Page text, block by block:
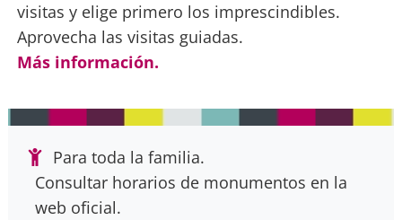
visitas y elige primero los imprescindibles.
Aprovecha las visitas guiadas.
Más información.
Para toda la familia.
Consultar horarios de monumentos en la
web oficial.